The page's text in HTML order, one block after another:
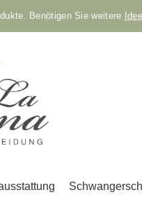
Benötigen Sie weitere